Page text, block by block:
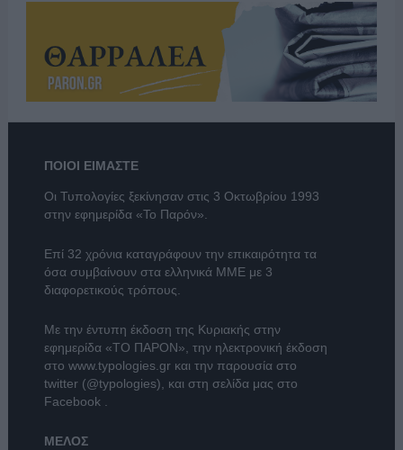
ΠΟΙΟΙ ΕΙΜΑΣΤΕ
Οι Τυπολογίες ξεκίνησαν στις 3 Οκτωβρίου 1993
στην εφημερίδα «Το Παρόν».
Επί 32 χρόνια καταγράφουν την επικαιρότητα τα
όσα συμβαίνουν στα ελληνικά ΜΜΕ με 3
διαφορετικούς τρόπους.
Με την έντυπη έκδοση της Κυριακής στην
εφημερίδα «ΤΟ ΠΑΡΟΝ» , την ηλεκτρονική έκδοση
στο www.typologies.grκαι την παρουσία στο
twitter (@typologies) , και στη σελίδα μας στο
Facebook
ΜΕΛΟΣ